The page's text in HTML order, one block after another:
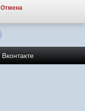
Отмена
Вконтакте